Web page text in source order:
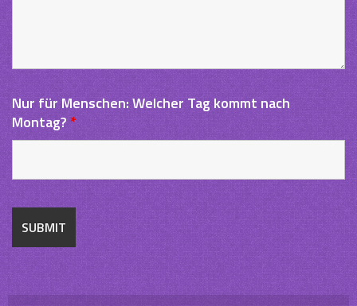
Nur für Menschen: Welcher Tag kommt nach
Montag?*